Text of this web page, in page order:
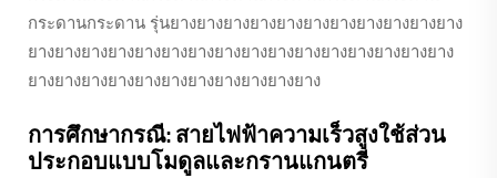
กระดานกระดาน รุ่นยางยางยางยางยางยางยางยางยางยางยาง
ยางยางยางยางยางยางยางยางยางยางยางยางยางยางยางยาง
ยางยางยางยางยางยางยางยางยางยางยาง
การศึกษากรณี: สายไฟฟ้าความเร็วสูงใช้ส่วน
ประกอบแบบโมดูลและกรานแกนตรี